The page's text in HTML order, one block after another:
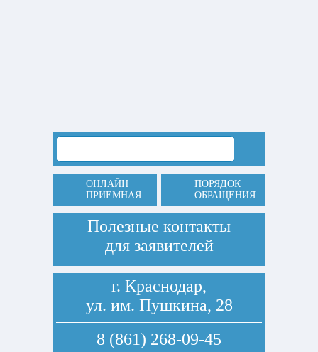
ОНЛАЙН
ПРИЕМНАЯ
ПОРЯДОК
ОБРАЩЕНИЯ
Полезные контакты
для заявителей
г. Краснодар,
ул. им. Пушкина, 28
8 (861) 268-09-45